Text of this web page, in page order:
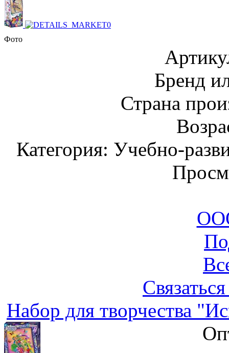
Фото
Бренд
Страна
Категория: Учебно-
Набор для творчества